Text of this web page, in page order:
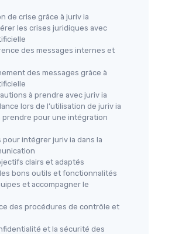
de crise grâce à juriv ia
les crises juridiques avec
des messages internes et
des messages grâce à
à prendre avec juriv ia
lors de l’utilisation de juriv ia
prendre pour une intégration
intégrer juriv ia dans la
clairs et adaptés
bons outils et fonctionnalités
et accompagner le
des procédures de contrôle et
et la sécurité des